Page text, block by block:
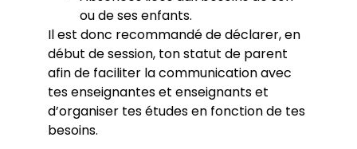
ou de ses enfants.
Il est donc recommandé de déclarer, en
début de session, ton statut de parent
afin de faciliter la communication avec
tes enseignantes et enseignants et
d’organiser tes études en fonction de tes
besoins.